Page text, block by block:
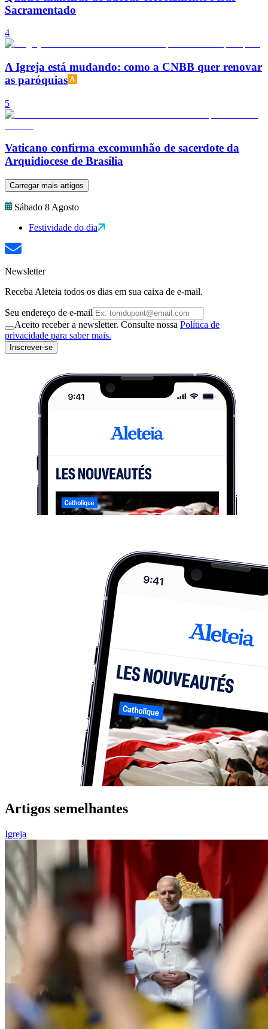
Sacramentado
4
A Igreja está mudando: como a CNBB quer renovar
as paróquias
5
Vaticano confirma excomunhão de sacerdote da
Arquidiocese de Brasília
Carregar mais artigos
Sábado 8 Agosto
Festividade do dia
Newsletter
Receba Aleteia todos os dias em sua caixa de e-mail.
Seu endereço de e-mail
Aceito receber a newsletter. Consulte nossa Política de
privacidade para saber mais.
Inscrever-se
Artigos semelhantes
Igreja